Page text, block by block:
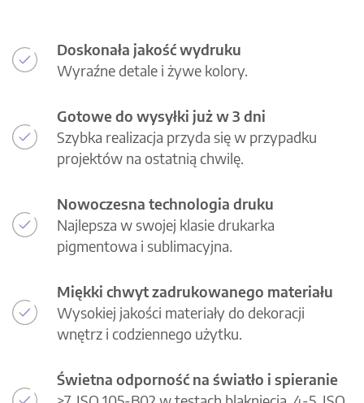
Doskonała jakość wydruku
Wyraźne detale i żywe kolory.
Gotowe do wysyłki już w 3 dni
Szybka realizacja przyda się w przypadku
projektów na ostatnią chwilę.
Nowoczesna technologia druku
Najlepsza w swojej klasie drukarka
pigmentowa i sublimacyjna.
Miękki chwyt zadrukowanego materiału
Wysokiej jakości materiały do dekoracji
wnętrz i codziennego użytku.
Świetna odporność na światło i spieranie